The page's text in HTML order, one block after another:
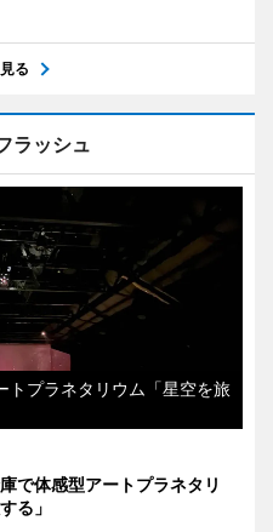
る
ラッシュ
トプラネタリウム「星空を旅
で体感型アートプラネタリ
する」